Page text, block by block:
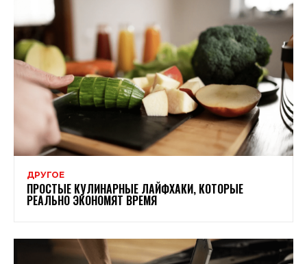
ДРУГОЕ
ПРОСТЫЕ КУЛИНАРНЫЕ ЛАЙФХАКИ, КОТОРЫЕ
РЕАЛЬНО ЭКОНОМЯТ ВРЕМЯ